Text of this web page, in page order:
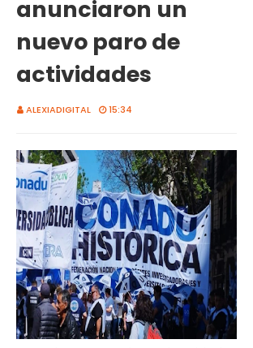
anunciaron un
nuevo paro de
actividades
ALEXIADIGITAL 15:34